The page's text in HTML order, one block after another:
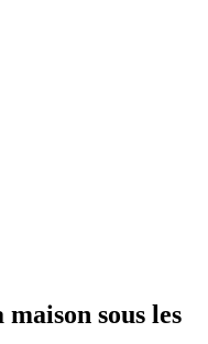
sous les